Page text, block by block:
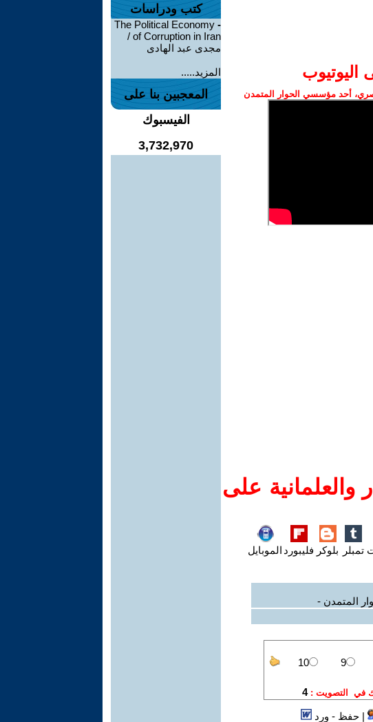
اليوتيوب
أحد مؤسسي الحوار المتمدن
على
تمبلر بلوكر فليبورد الموبايل
المتمدن -
|حفظ - ورد
كتب ودراسات
-
The Political Economy
of Corruption in Iran /
مجدى عبد الهادى
المزيد.....
المعجبين بنا على
الفيسبوك
3,732,970